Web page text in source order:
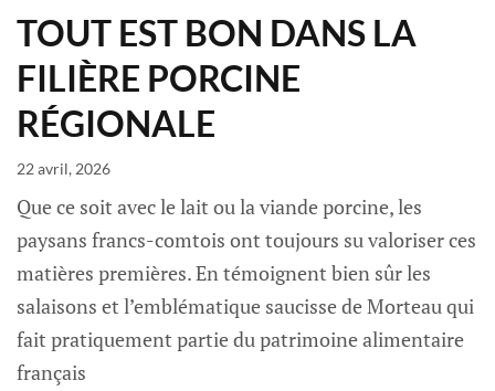
TOUT EST BON DANS LA
FILIÈRE PORCINE
RÉGIONALE
22 avril, 2026
Que ce soit avec le lait ou la viande porcine, les
paysans francs-comtois ont toujours su valoriser ces
matières premières. En témoignent bien sûr les
salaisons et l’emblématique saucisse de Morteau qui
fait pratiquement partie du patrimoine alimentaire
français